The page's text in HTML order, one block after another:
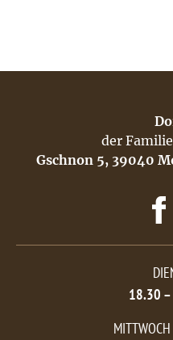
der
Gschnon 5, 39040
18.30